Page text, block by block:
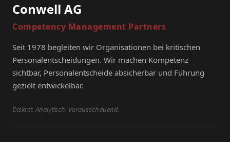
Conwell AG
Competency Management Partners
Seit 1978 begleiten wir Organisationen bei kritischen
Personalentscheidungen. Wir machen Kompetenz
sichtbar, Personalentscheide absicherbar und Führung
gezielt entwickelbar.
Diskret. Analytisch. Vorausschauend.